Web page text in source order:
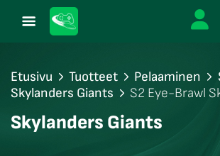
Etusivu Tuotteet Pelaaminen
Skylanders Giants
S2 Eye-Brawl
Skylanders Giants
sulje